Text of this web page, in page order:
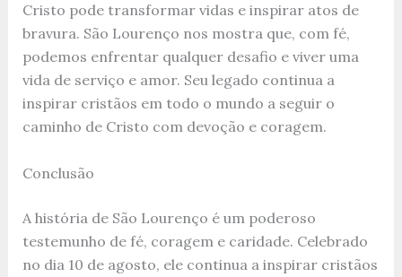
Cristo pode transformar vidas e inspirar atos de
bravura. São Lourenço nos mostra que, com fé,
podemos enfrentar qualquer desafio e viver uma
vida de serviço e amor. Seu legado continua a
inspirar cristãos em todo o mundo a seguir o
caminho de Cristo com devoção e coragem.
Conclusão
A história de São Lourenço é um poderoso
testemunho de fé, coragem e caridade. Celebrado
no dia 10 de agosto, ele continua a inspirar cristãos